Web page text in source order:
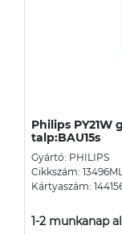
Philips PY21W
talp:BAU15s
Gyártó: PHILIPS
Cikkszám:
Kártyaszám:
1-2 munkanap